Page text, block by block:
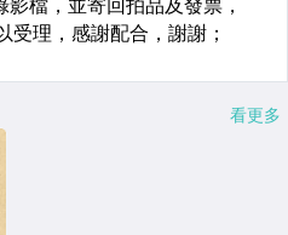
看更多